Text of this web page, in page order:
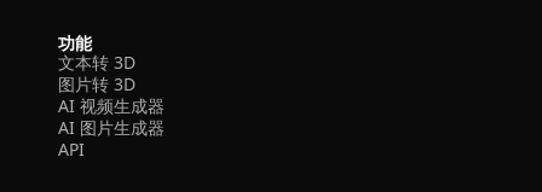
功能
文本转 3D
图片转 3D
AI 视频生成器
AI 图片生成器
API